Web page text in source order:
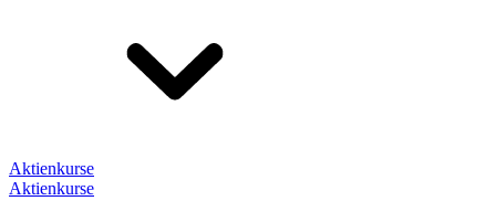
Aktienkurse
Aktienkurse